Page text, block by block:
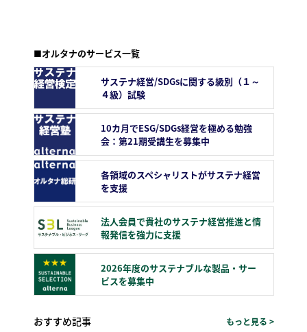
■オルタナのサービス一覧
サステナ経営/SDGsに関する級別（１～
４級）試験
10カ月でESG/SDGs経営を極める勉強
会：第21期受講生を募集中
各領域のスペシャリストがサステナ経営
を支援
法人会員で貴社のサステナ経営推進と情
報発信を強力に支援
2026年度のサステナブルな製品・サー
ビスを募集中
おすすめ記事 もっと見る >